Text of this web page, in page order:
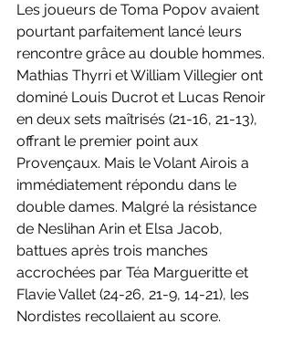
Les joueurs de Toma Popov avaient
pourtant parfaitement lancé leurs
rencontre grâce au double hommes.
Mathias Thyrri et William Villegier ont
dominé Louis Ducrot et Lucas Renoir
en deux sets maîtrisés (21-16, 21-13),
offrant le premier point aux
Provençaux. Mais le Volant Airois a
immédiatement répondu dans le
double dames. Malgré la résistance
de Neslihan Arin et Elsa Jacob,
battues après trois manches
accrochées par Téa Margueritte et
Flavie Vallet (24-26, 21-9, 14-21), les
Nordistes recollaient au score.